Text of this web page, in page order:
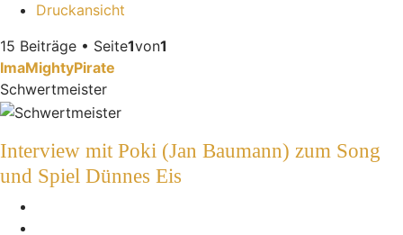
Druckansicht
15 Beiträge • Seite1von1
ImaMightyPirate
Schwertmeister
Interview mit Poki (Jan Baumann) zum Song
und Spiel Dünnes Eis